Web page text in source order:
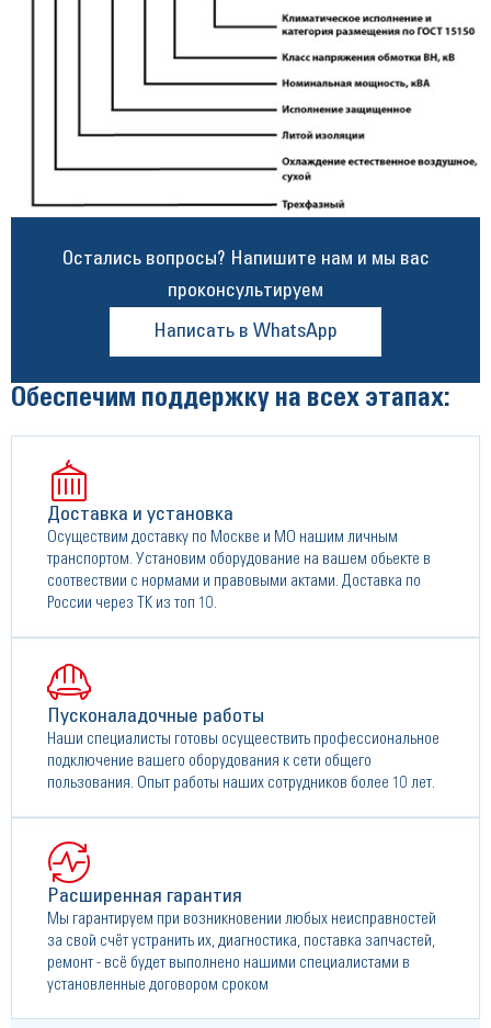
Остались вопросы? Напишите нам и мы вас
проконсультируем
Написать в WhatsApp
Обеспечим поддержку на всех этапах:
Доставка и установка
Осуществим доставку по Москве и МО нашим личным
транспортом. Установим оборудование на вашем обьекте в
соотвествии с нормами и правовыми актами. Доставка по
России через ТК из топ 10.
Пусконаладочные работы
Наши специалисты готовы осущеествить профессиональное
подключение вашего оборудования к сети общего
пользования. Опыт работы наших сотрудников более 10 лет.
Расширенная гарантия
Мы гарантируем при возникновении любых неисправностей
за свой счёт устранить их, диагностика, поставка запчастей,
ремонт - всё будет выполнено нашими специалистами в
установленные договором сроком